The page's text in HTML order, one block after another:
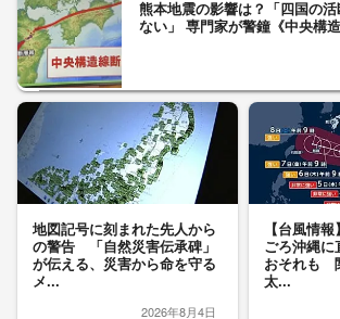
熊本地震の影響は？「四国の
ない」 専門家が警鐘《中央構
地図記号に刻まれた先人から
の警告 「自然災害伝承碑」
が伝える、災害から命を守る
メ...
2026年8月4日
【台風情
ごろ沖縄
おそれも
太...